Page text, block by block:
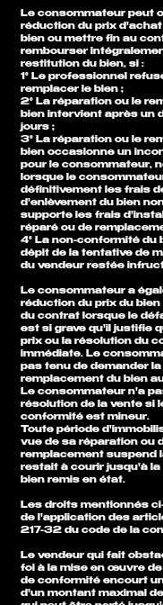
Le consommateur peut
réduction du prix
bien ou mettre fin au
rembourser
restitution du bien, si :
1° Le professionnel
remplacer le bien ;
2° La réparation ou le
bien intervient après un
jours ;
3° La réparation ou le
bien occasionne un
pour le consommateur,
lorsque le
définitivement les frais
d'enlèvement du bien
supporte les frais
réparé ou de
4° La non-conformité du
dépit de la tentative de
du vendeur restée
Le consommateur a
réduction du prix du
du contrat lorsque le
est si grave qu'il justifie
prix ou la résolution du
immédiate. Le
pas tenu de demander
remplacement du bien
Le consommateur n'a
résolution de la vente si
conformité est mineur.
Toute période
vue de sa réparation ou
remplacement suspend
restait à courir jusqu'à la
bien remis en état.
Les droits mentionnés
de l'application des
217-32 du code de la
Le vendeur qui fait
foi à la mise en œuvre
de conformité encourt
d'un montant maximal